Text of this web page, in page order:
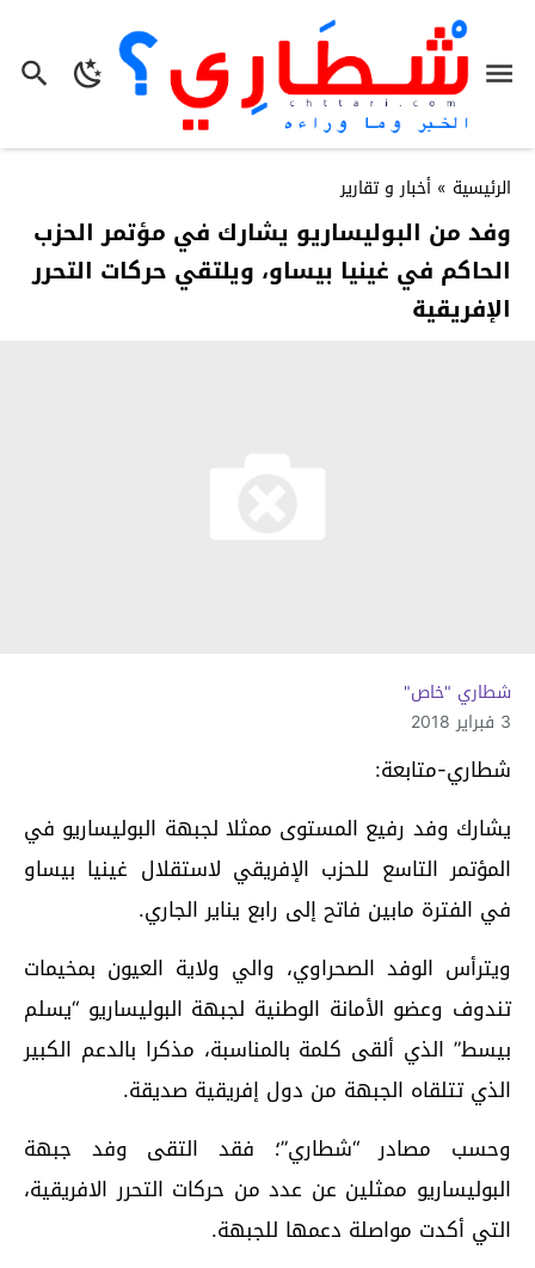
الرئيسية » أخبار و تقارير
وفد من البوليساريو يشارك في مؤتمر الحزب
الحاكم في غينيا بيساو، ويلتقي حركات التحرر
الإفريقية
شطاري "خاص"
3 فبراير 2018
شطاري-متابعة:
يشارك وفد رفيع المستوى ممثلا لجبهة البوليساريو في
المؤتمر التاسع للحزب الإفريقي لاستقلال غينيا بيساو
في الفترة مابين فاتح إلى رابع يناير الجاري.
ويترأس الوفد الصحراوي، والي ولاية العيون بمخيمات
تندوف وعضو الأمانة الوطنية لجبهة البوليساريو “يسلم
بيسط” الذي ألقى كلمة بالمناسبة، مذكرا بالدعم الكبير
الذي تتلقاه الجبهة من دول إفريقية صديقة.
وحسب مصادر “شطاري”؛ فقد التقى وفد جبهة
البوليساريو ممثلين عن عدد من حركات التحرر الافريقية،
التي أكدت مواصلة دعمها للجبهة.